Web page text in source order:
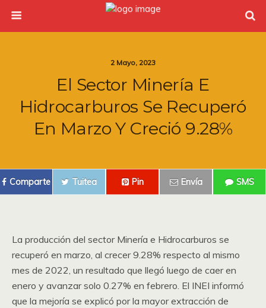
2 Mayo, 2023
El Sector Minería E
Hidrocarburos Se Recuperó
En Marzo Y Creció 9.28%
Comparte Tuitea Pin Envía SMS
La producción del sector Minería e Hidrocarburos se
recuperó en marzo, al crecer 9.28% respecto al mismo
mes de 2022, un resultado que llegó luego de caer en
enero y avanzar solo 0.27% en febrero. El INEI informó
que la mejoría se explicó por la mayor extracción de